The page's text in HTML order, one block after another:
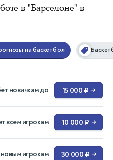
в "Барселоне" в
на баскетбол
новичкам до 15 000 ₽ →
всем игрокам 10 000 ₽ →
игрокам 30 000 ₽ →